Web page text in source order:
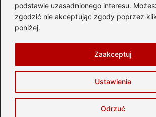
podstawie uzasadnionego interesu.
zgodzić nie akceptując zgody poprzez
poniżej.
Ustawienia
Odrzuć
Zaakceptuj
Zabytki(8)
Zagranica(48)
Copyright © 2026 delta-
Prywatność
Zasady
Napisz do nas